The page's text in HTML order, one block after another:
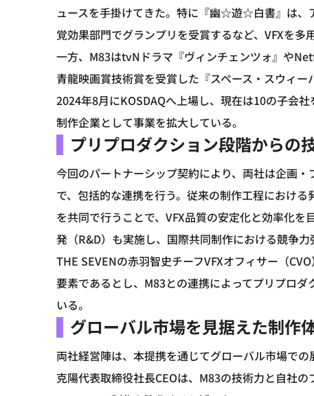
ュースを手掛けてきた。特に『幽☆遊☆白書』は、
覚効果部門でグランプリを受賞するなど、VFXを多
一方、M83はtvNドラマ『ヴィンチェンツォ』や
青龍映画賞技術賞を受賞した『スペース・スウィー
2024年8月にKOSDAQへ上場し、現在は10の子会
制作企業として事業を拡大している。
プリプロダクション段階からの
今回のパートナーシップ契約により、両社は企画
で、包括的な連携を行う。従来の制作工程におけ
を共同で行うことで、VFX品質の安定化と効率化
発（R&D）も実施し、国際共同制作における競争力
THE SEVENの赤羽智史チーフVFXオフィサー（
要素であるとし、M83との連携によってプリプロ
いる。
グローバル市場を見据えた制作
両社経営陣は、本提携を通じてグローバル市場で
克陽代表取締役社長CEOは、M83の技術力と自社